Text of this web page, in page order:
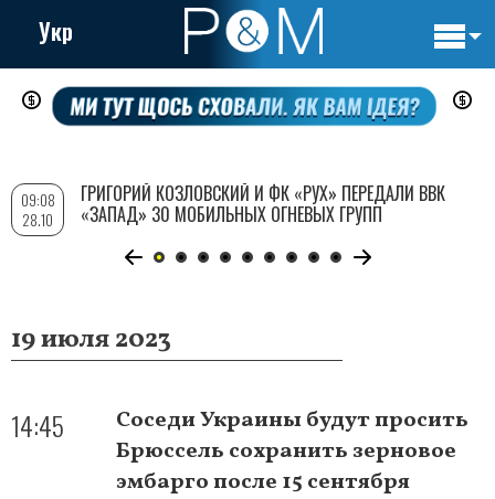
Перейти
содержанию
Укр
19 июля 2023
14:45
Соседи Украины будут просить
Брюссель сохранить зерновое
эмбарго после 15 сентября
09:08
28.10
ГРИГОРИЙ КОЗЛОВСКИЙ И ФК «РУХ» ПЕРЕДАЛИ ВВК
«ЗАПАД» 30 МОБИЛЬНЫХ ОГНЕВЫХ ГРУПП